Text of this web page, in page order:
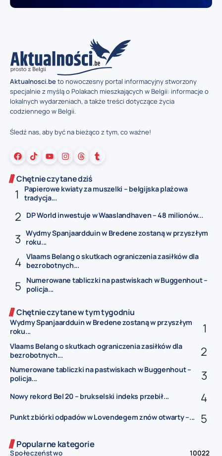
Aktualnosci.beto nowoczesny portal informacyjny stworzony
specjalnie z myślą o Polakach mieszkających w Belgii: informacje o
lokalnych wydarzeniach, a także treści dotyczące życia
codziennego w Belgii.
Śledź nas, aby być na bieżąco z tym, co ważne!
Chętnie czytane dziś
Papierowe kwiaty za muszelki – belgijska plażowa
tradycja...
DP World inwestuje w Waaslandhaven – 48 milionów...
Wydmy Spanjaardduin w Bredene zostaną w przyszłym
roku...
Vlaams Belang o skutkach ograniczenia zasiłków dla
bezrobotnych...
Numerowane tabliczki na pastwiskach w Buggenhout –
policja...
Chętnie czytane w tym tygodniu
Wydmy Spanjaardduin w Bredene zostaną w przyszłym
roku...
Vlaams Belang o skutkach ograniczenia zasiłków dla
bezrobotnych...
Numerowane tabliczki na pastwiskach w Buggenhout –
policja...
Nowy rekord Bel 20 – brukselski indeks przebił...
Punkt zbiórki odpadów w Lovendegem znów otwarty –...
Popularne kategorie
Społeczeństwo 10022